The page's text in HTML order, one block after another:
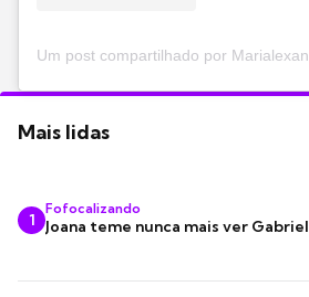
Mais lidas
1
Fofocalizando
Joana teme nunca mais ver Gabriel